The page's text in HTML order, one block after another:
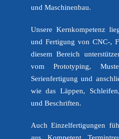
und Maschinenbau.
Unsere Kernkompetenz
und Fertigung von CNC-,
diesem Bereich
vom Prototyping,
Serienfertigung und
wie das Läppen,
und Beschriften.
Auch Einzelfertigungen
aus. Kompetent.